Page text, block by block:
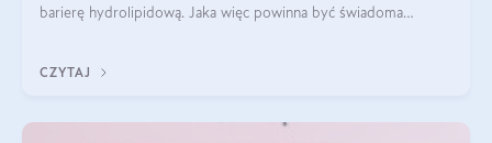
barierę hydrolipidową. Jaka więc powinna być świadoma
CZYTAJ